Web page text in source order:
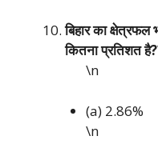
बिहार का
कितना प्रतिशत है?
\n
(a) 2.86%
\n